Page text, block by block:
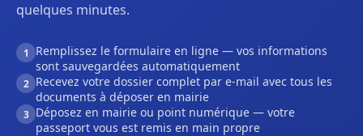
quelques minutes.
1
Remplissez le formulaire en ligne — vos informations
sont sauvegardées automatiquement
2 Recevez votre dossier complet par e-mail avec tous les
documents à déposer en mairie
3 Déposez en mairie ou point numérique — votre
passeport vous est remis en main propre